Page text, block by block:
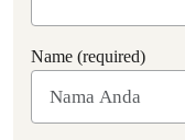
Name (required)